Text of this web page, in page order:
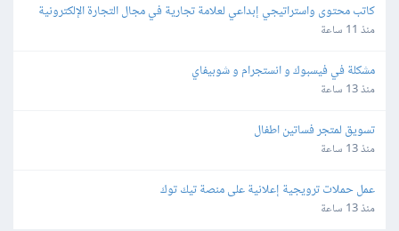
كاتب محتوى واستراتيجي إبداعي لعلامة تجارية في مجال التجارة الإلكترونية
منذ 11 ساعة
مشكلة في فيسبوك و انستجرام و شوبيفاي
منذ 13 ساعة
تسويق لمتجر فساتين اطفال
منذ 13 ساعة
عمل حملات ترويجية إعلانية على منصة تيك توك
منذ 13 ساعة